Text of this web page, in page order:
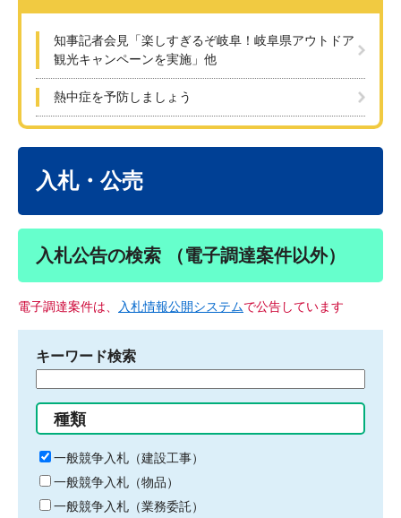
知事記者会見「楽しすぎるぞ岐阜！岐阜県アウトドア
観光キャンペーンを実施」他
熱中症を予防しましょう
入札・公売
入札公告の検索 （電子調達案件以外）
電子調達案件は、 入札情報公開システムで公告しています
キーワード検索
る
キ
ー
ワ
ー
種類
一般競争入札（建設工事）
一般競争入札（物品）
一般競争入札（業務委託）